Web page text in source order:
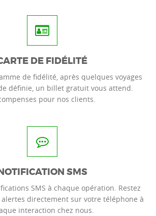
DE FIDÉLITÉ
de fidélité, après quelques voyages
définie, un billet gratuit vous attend.
pour nos clients.
NOTIFICATION SMS
SMS à chaque opération. Restez
directement sur votre téléphone à
interaction chez nous.